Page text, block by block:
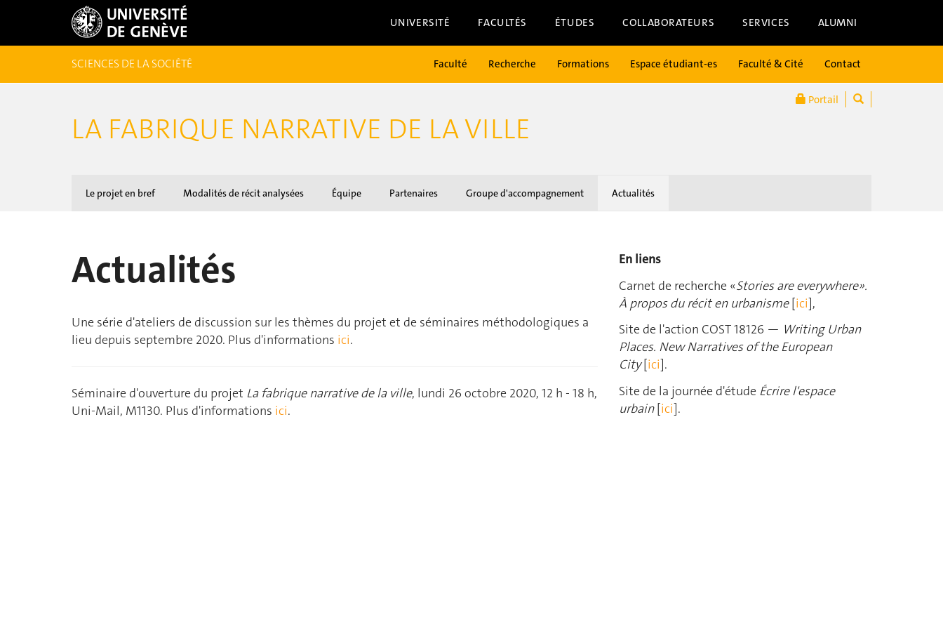
UNIVERSITÉ FACULTÉS ÉTUDES COLLABORATEURS SERVICES ALUMNI
Portail
SCIENCES DE LA SOCIÉTÉ Faculté Recherche Formations Espace étudiant-es Faculté & Cité Contact
LA FABRIQUE NARRATIVE DE LA VILLE
Le projet en bref Modalités de récit analysées Équipe Partenaires Groupe d'accompagnement Actualités
Actualités
Une série d'ateliers de discussion sur les thèmes du projet et de séminaires méthodologiques a
lieu depuis septembre 2020. Plus d'informations ici.
Séminaire d'ouverture du projet La fabrique narrative de la ville, lundi 26 octobre 2020, 12 h - 18 h,
Uni-Mail, M1130. Plus d'informations ici.
En liens
Carnet de recherche «Stories are everywhere».
À propos du récit en urbanisme[ici],
Site de l'action COST 18126 — Writing Urban
Places. New Narratives of the European
City[ici].
Site de la journée d'étude Écrire l'espace
urbain[ici].